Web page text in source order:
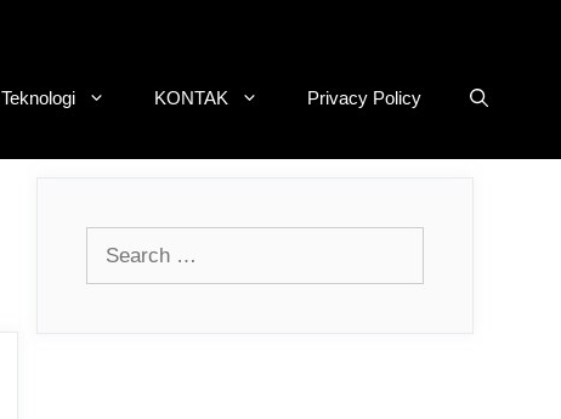
Teknologi KONTAK Privacy Policy